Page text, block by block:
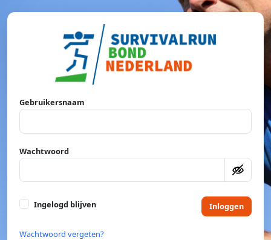
Gebruikersnaam
Wachtwoord
Ingelogd blijven Inloggen
Wachtwoord vergeten?